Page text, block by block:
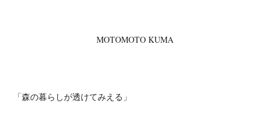
MOTOMOTO KUMA
「森の暮らしが透けてみえる」